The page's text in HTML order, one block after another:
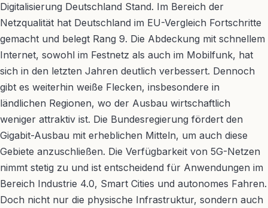
Digitalisierung Deutschland Stand. Im Bereich der
Netzqualität hat Deutschland im EU-Vergleich Fortschritte
gemacht und belegt Rang 9. Die Abdeckung mit schnellem
Internet, sowohl im Festnetz als auch im Mobilfunk, hat
sich in den letzten Jahren deutlich verbessert. Dennoch
gibt es weiterhin weiße Flecken, insbesondere in
ländlichen Regionen, wo der Ausbau wirtschaftlich
weniger attraktiv ist. Die Bundesregierung fördert den
Gigabit-Ausbau mit erheblichen Mitteln, um auch diese
Gebiete anzuschließen. Die Verfügbarkeit von 5G-Netzen
nimmt stetig zu und ist entscheidend für Anwendungen im
Bereich Industrie 4.0, Smart Cities und autonomes Fahren.
Doch nicht nur die physische Infrastruktur, sondern auch